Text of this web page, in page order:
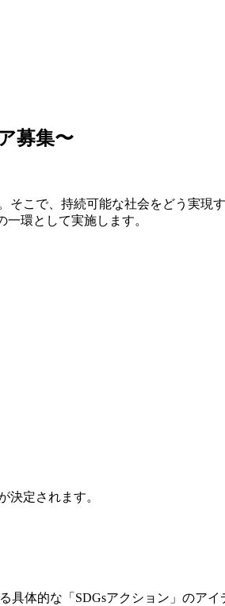
募集〜
そこで、持続可能な社会をどう実現
環として実施します。
決定されます。
体的な「SDGsアクション」のア